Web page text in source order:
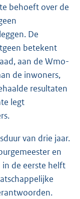
behoeft over de
De
betekent
aan de Wmo-
de inwoners,
resultaten
legt
van drie jaar.
en
de eerste helft